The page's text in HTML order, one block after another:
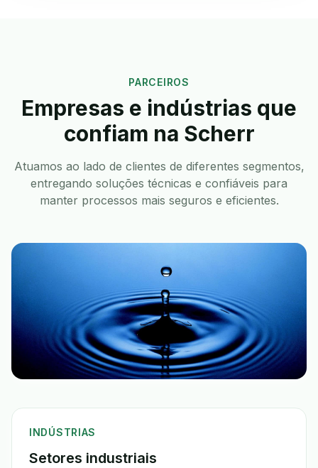
PARCEIROS
Empresas e indústrias que
confiam na Scherr
Atuamos ao lado de clientes de diferentes segmentos,
entregando soluções técnicas e confiáveis para
manter processos mais seguros e eficientes.
INDÚSTRIAS
Setores industriais